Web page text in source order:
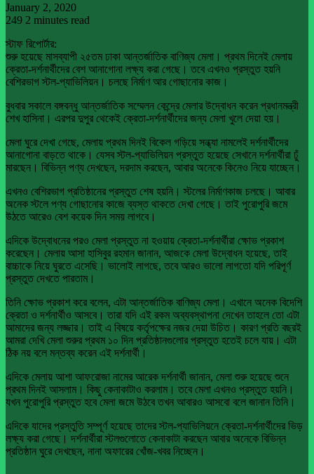
January 2, 2020
249 2 minutes read
স্টাফ রিপোর্টার:
শুরু হয়েছে মাসব্যাপী ২৫তম ঢাকা আন্তর্জাতিক বাণিজ্য মেলা। প্রথম দিনেই মেলায়
ক্রেতা-দর্শনার্থীদের বেশ আনাগোনা লক্ষ্য করা গেছে। তবে এখনও প্রস্তুত হয়নি
বেশিরভাগ স্টল-প্যাভিলিয়ন। চলছে নির্মাণ আর গোছানোর কাজ।
বুধবার সকালে বঙ্গবন্ধু আন্তর্জাতিক সম্মেলন কেন্দ্রে মেলার উদ্বোধন করেন প্রধানমন্ত্রী
শেখ হাসিনা। এরপর দুপুর থেকেই ক্রেতা-দর্শনার্থীদের জন্য মেলা খুলে দেয়া হয়।
মেলা ঘুরে দেখা গেছে, মেলায় প্রথম দিনই বিকেল গড়িয়ে সন্ধ্যা নামলেই দর্শনার্থীদের
আনাগোনা বাড়তে থাকে। যেসব স্টল-প্যাভিলিয়ন প্রস্তুত হয়েছে সেখানে দর্শনার্থীরা ঢুঁ
মারছেন। বিভিন্ন পণ্য দেখছেন, দরদাম করছেন, আবার অনেকে কিনেও নিয়ে যাচ্ছেন।
এখনও বেশিরভাগ প্রতিষ্ঠানের প্রস্তুত শেষ হয়নি। স্টলের নির্মাণকাজ চলছে। আবার
অনেক স্টলে পণ্য গোছানোর কাজে ব্যস্ত থাকতে দেখা গেছে। তাই পুরোপুরি জমে
উঠতে আরেও বেশ কয়েক দিন সময় লাগবে।
এদিকে উদ্বোধনের পরও মেলা প্রস্তুত না হওয়ায় ক্রেতা-দর্শনার্থীরা ক্ষোভ প্রকাশ
করেছেন। মেলায় আসা হাসিবুর রহমান জানান, আজকে মেলা উদ্বোধন হয়েছে, তাই
বাচ্চাকে নিয়ে ঘুরতে এসেছি। ভালোই লাগছে, তবে আরও ভালো লাগতো যদি পরিপূর্ণ
প্রস্তুত দেখতে পারতাম।
তিনি ক্ষোভ প্রকাশ করে বলেন, এটা আন্তর্জাতিক বাণিজ্য মেলা। এখানে অনেক বিদেশি
ক্রেতা ও দর্শনার্থীও আসবে। তারা যদি এই রকম অব্যবস্থাপনা দেখেন তাহলে তো এটা
আমাদের জন্য লজ্জার। তাই এ বিষয়ে কর্তৃপক্ষের নজর দেয়া উচিত। কারণ প্রতি বছরই
আমরা দেখি মেলা শুরুর প্রথম ১০ দিন প্রতিষ্ঠানগুলোর প্রস্তুত হতেই চলে যায়। এটা
ঠিক নয় বলে মন্তব্য করেন এই দর্শনার্থী।
এদিকে মেলায় আশা আফরোজা নামের আরেক দর্শনার্থী জানান, মেলা শুরু হয়েছে শুনে
প্রথম দিনই আসলাম। কিছু কেনাকাটাও করলাম। তবে মেলা এখনও প্রস্তুত হয়নি।
যখন পুরোপুরি প্রস্তুত হবে মেলা জমে উঠবে তখন আবারও আসবো বলে জানান তিনি।
এদিকে যাদের প্রস্তুতি সম্পূর্ণ হয়েছে তাদের স্টল-প্যাভিলিয়নে ক্রেতা-দর্শনার্থীদের ভিড়
লক্ষ্য করা গেছে। দর্শনার্থীরা স্টলগুলোতে কেনাকাটা করছেন আবার অনেকে বিভিন্ন
প্রতিষ্ঠান ঘুরে দেখছেন, নানা অফারের খোঁজ-খবর নিচ্ছেন।